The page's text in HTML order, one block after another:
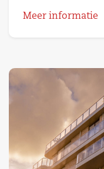
Meer informatie